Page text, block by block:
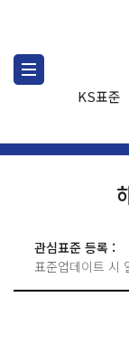
KS표준
관심표준 등록 :
표준업데이트 시